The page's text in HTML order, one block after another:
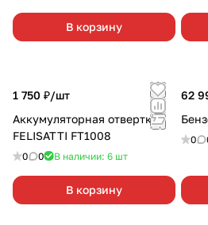
В корзину
1 750 ₽/шт
Аккумуляторная отвертка
FELISATTI FT1008
0 0 В наличии: 6 шт
В корзину
62
0